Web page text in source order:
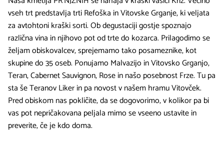
vseh trt predstavlja trti Refoška in Vitovske Grganje, ki veljata
za avtohtoni kraški sorti. Ob degustaciji gostje spoznajo
različna vina in njihovo pot od trte do kozarca. Prilagodimo se
željam obiskovalcev, sprejemamo tako posameznike, kot
skupine do 35 oseb. Ponujamo Malvazijo in Vitovsko Grganjo,
Teran, Cabernet Sauvignon, Rose in našo posebnost Frze. Tu pa
sta še Teranov Liker in pa novost v našem hramu Vitovček.
Pred obiskom nas pokličite, da se dogovorimo, v kolikor pa bi
vas pot nepričakovana peljala mimo se vseeno ustavite in
preverite, če je kdo doma.